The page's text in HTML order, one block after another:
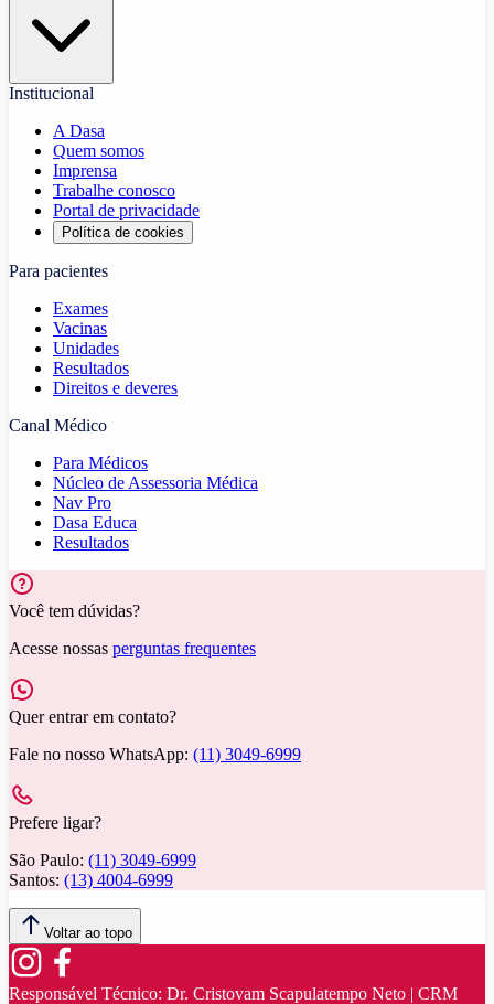
Institucional
A Dasa
Quem somos
Imprensa
Trabalhe conosco
Portal de privacidade
Política de cookies
Para pacientes
Exames
Vacinas
Unidades
Resultados
Direitos e deveres
Canal Médico
Para Médicos
Núcleo de Assessoria Médica
Nav Pro
Dasa Educa
Resultados
Você tem dúvidas?
Acesse nossas perguntas frequentes
Quer entrar em contato?
Fale no nosso WhatsApp: (11) 3049-6999
Prefere ligar?
São Paulo: (11) 3049-6999
Santos: (13) 4004-6999
Voltar ao topo
Responsável Técnico: Dr. Cristovam Scapulatempo Neto | CRM